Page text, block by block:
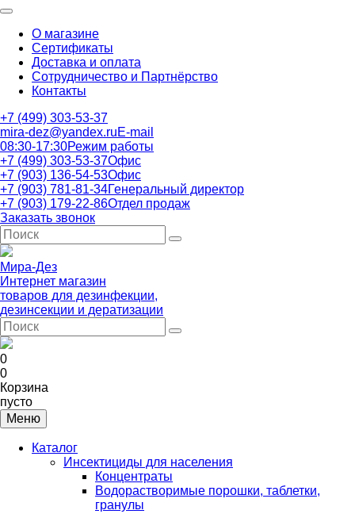
О магазине
Сертификаты
Доставка и оплата
Сотрудничество и Партнёрство
Контакты
+7 (499) 303-53-37
mira-dez@yandex.ruE-mail
08:30-17:30Режим работы
+7 (499) 303-53-37Офис
+7 (903) 136-54-53Офис
+7 (903) 781-81-34Генеральный директор
+7 (903) 179-22-86Отдел продаж
Заказать звонок
Мира-Дез
Интернет магазин
товаров для дезинфекции,
дезинсекции и дератизации
0
0
Корзина
пусто
Меню
Каталог
Инсектициды для населения
Концентраты
Водорастворимые порошки, таблетки,
гранулы